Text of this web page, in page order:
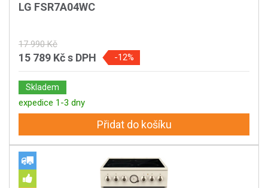
LG FSR7A04WC
17 990 Kč
15 789 Kčs DPH -12%
Skladem
expedice 1-3 dny
Přidat do košíku